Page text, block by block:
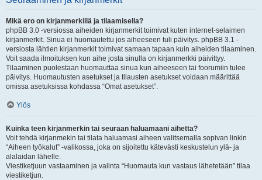
Mikä ero on kirjanmerkillä ja tilaamisella?
phpBB 3.0 -versiossa aiheiden kirjanmerkit toimivat kuten internet-selaimen
kirjanmerkit. Sinua ei huomautettu jos aiheeseen tuli päivitys. phpBB 3.1 -
versiosta lähtien kirjanmerkit toimivat samaan tapaan kuin aiheiden tilaaminen.
Voit saada ilmoituksen kun aihe josta sinulla on kirjanmerkki päivittyy.
Tilaaminen puolestaan huomauttaa sinua kun aiheeseen tai foorumiin tulee
päivitys. Huomautusten asetukset ja tilausten asetukset voidaan määrittää
omissa asetuksissa kohdassa “Omat asetukset”.
Ylös
Kuinka teen kirjanmerkin tai seuraan haluamaani aihetta?
Voit tehdä kirjanmekin tai tilata haluamasi aiheen valitsemalla sopivan linkin
“Aiheen työkalut” -valikossa, joka on sijoitettu kätevästi keskustelun ylä- ja
alalaidan lähelle.
Viestiketjuun vastaaminen ja valinta “Huomauta kun vastaus lähetetään” tilaa
viestiketjun.